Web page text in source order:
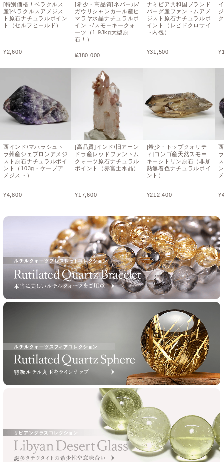
[特別価格！ベラクルス
産]ベラクルスアメジス
ト原石ナチュラルポイン
ト（セルフヒールド）
¥2,600
西インド/マハラシュト
ラ州産シェブロンアメジ
スト原石ナチュラルポイ
ント（103g・ケープア
メジスト）
¥4,800
[希少・高品質]ネパール/
ガウリシャンカール産ヒ
マラヤ水晶ナチュラルポ
イント/スモーキークォ
ーツ（1.93kg大型原
石！）
¥380,000
[高品質]インド/旧アーン
ドラ産レッドファントム
クォーツ原石ナチュラル
ポイント（赤富士水晶）
¥17,600
ナミビア共和国ブランド
バーグ産ファントムアメ
ジスト原石ナチュラルポ
イント（レピドクロサイ
ト内包）
¥31,500
[希少・トップクォリテ
ィ]コンゴ産天然スモー
キーシトリン原石（非加
熱無着色ナチュラルポイ
ント）
¥212,400
¥
¥